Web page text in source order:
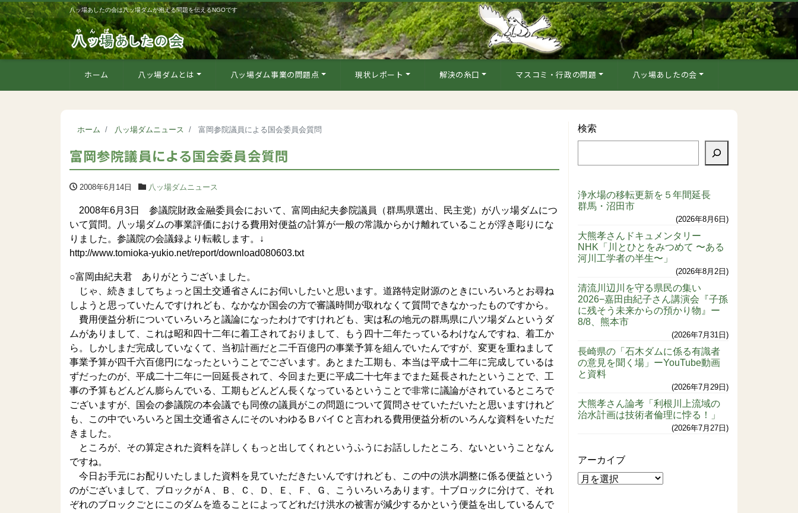
八ッ場あしたの会は八ッ場ダムが抱える問題を伝えるNGOです
ホーム 八ッ場ダムとは 八ッ場ダム事業の問題点 現状レポート 解決の糸口 マスコミ・行政の問題 八ッ場あしたの会
ホーム 八ッ場ダムニュース 富岡参院議員による国会委員会質問
富岡参院議員による国会委員会質問
2008年6月14日 八ッ場ダムニュース
2008年6月3日 参議院財政金融委員会において、富岡由紀夫参院議員（群馬県選出、民主党）が八ッ場ダムにつ
いて質問。八ッ場ダムの事業評価における費用対便益の計算が一般の常識からかけ離れていることが浮き彫りにな
りました。参議院の会議録より転載します。↓
http://www.tomioka-yukio.net/report/download080603.txt
○富岡由紀夫君 ありがとうございました。
じゃ、続きましてちょっと国土交通省さんにお伺いしたいと思います。道路特定財源のときにいろいろとお尋ね
しようと思っていたんですけれども、なかなか国会の方で審議時間が取れなくて質問できなかったものですから。
費用便益分析についていろいろと議論になったわけですけれども、実は私の地元の群馬県に八ツ場ダムというダ
ムがありまして、これは昭和四十二年に着工されておりまして、もう四十二年たっているわけなんですね、着工か
ら。しかしまだ完成していなくて、当初計画だと二千百億円の事業予算を組んでいたんですが、変更を重ねまして
事業予算が四千六百億円になったということでございます。あとまた工期も、本当は平成十二年に完成しているは
ずだったのが、平成二十二年に一回延長されて、今回また更に平成二十七年までまた延長されたということで、工
事の予算もどんどん膨らんでいる、工期もどんどん長くなっているということで非常に議論がされているところで
ございますが、国会の参議院の本会議でも同僚の議員がこの問題について質問させていただいたと思いますけれど
も、この中でいろいろと国土交通省さんにそのいわゆるＢバイＣと言われる費用便益分析のいろんな資料をいただ
きました。
ところが、その算定された資料を詳しくもっと出してくれというふうにお話ししたところ、ないということなん
ですね。
今日お手元にお配りいたしました資料を見ていただきたいんですけれども、この中の洪水調整に係る便益という
のがございまして、ブロックがＡ、Ｂ、Ｃ、Ｄ、Ｅ、Ｆ、Ｇ、こういろいろあります。十ブロックに分けて、それ
ぞれのブロックごとにこのダムを造ることによってどれだけ洪水の被害が減少するかという便益を出しているんで
検索
浄水場の移転更新を５年間延長
群馬・沼田市
2026年8月6日
大熊孝さんドキュメンタリー
NHK「川とひとをみつめて 〜ある
河川工学者の半生〜」
2026年8月2日
清流川辺川を守る県民の集い
2026−嘉田由紀子さん講演会『子孫
に残そう未来からの預かり物』ー
8/8、熊本市
2026年7月31日
長崎県の「石木ダムに係る有識者
の意見を聞く場」ーYouTube動画
と資料
2026年7月29日
大熊孝さん論考「利根川上流域の
治水計画は技術者倫理に悖る！」
2026年7月27日
アーカイブ